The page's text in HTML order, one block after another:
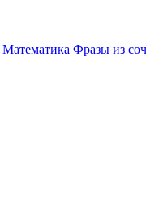
Математика Фразы из